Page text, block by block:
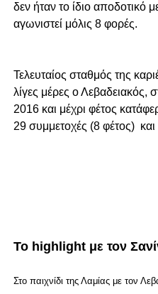
δεν ήταν το ίδιο αποδοτικό
αγωνιστεί μόλις 8 φορές.
Τελευταίος σταθμός της
λίγες μέρες ο Λεβαδειακός,
2016 και μέχρι φέτος
29 συμμετοχές (8 φέτος) και
Το highlight με τον
Στο παιχνίδι της Λαμίας με τον